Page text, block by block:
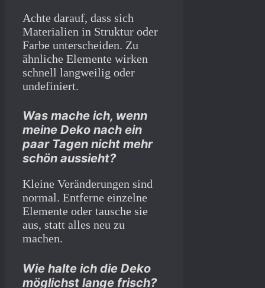
Achte darauf, dass sich
Materialien in Struktur oder
Farbe unterscheiden. Zu
ähnliche Elemente wirken
schnell langweilig oder
undefiniert.
Was mache ich, wenn
meine Deko nach ein
paar Tagen nicht mehr
schön aussieht?
Kleine Veränderungen sind
normal. Entferne einzelne
Elemente oder tausche sie
aus, statt alles neu zu
machen.
Wie halte ich die Deko
möglichst lange frisch?